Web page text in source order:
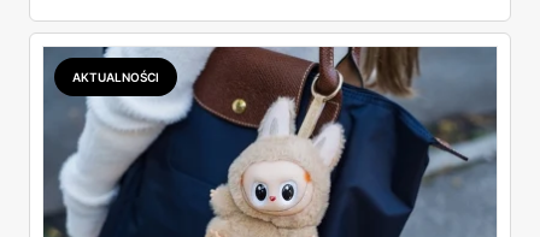
najszybciej rosnący sport w Polsce: kortów przybywa
lawinowo, a chętnych jeszcze szybciej. Sprawdziłam, co
dokładnie dostajemy za te pieniądze i komu taka rakieta
faktycznie wystarczy.
AKTUALNOŚCI